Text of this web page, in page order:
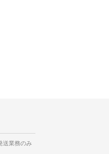
送業務のみ